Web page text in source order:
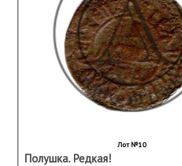
Лот №10
Полушка. Редкая!